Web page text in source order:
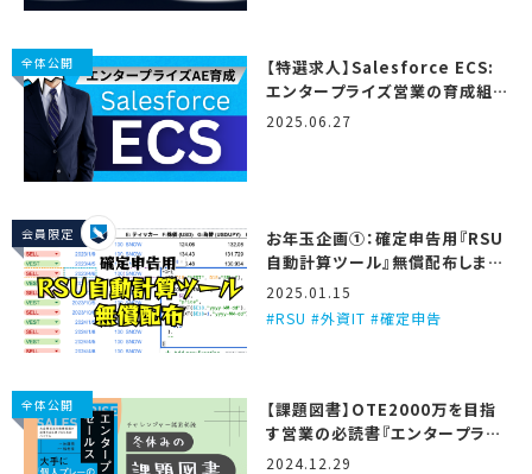
全体公開
【特選求人】Salesforce ECS:
エンタープライズ営業の育成組
織…！ (2025/6/27更新)
2025.06.27
会員限定
お年玉企画①：確定申告用『RSU
自動計算ツール』無償配布しま
す！
2025.01.15
RSU #外資IT #確定申告
全体公開
【課題図書】OTE2000万を目指
す営業の必読書『エンタープライ
ズセールス』
2024.12.29